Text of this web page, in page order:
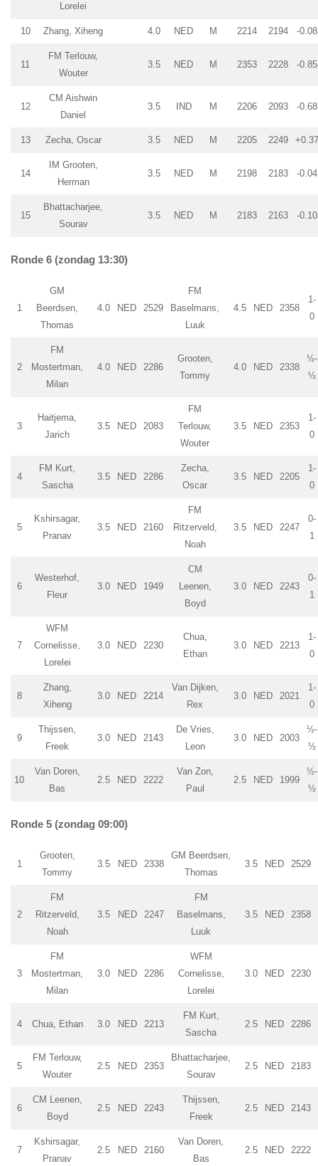
Lorelei
10 Zhang, Xiheng 4.0 NED M 2214 2194 -0.08
11
FM Terlouw,
Wouter
3.5 NED M 2353 2228 -0.85
12
CM Aishwin
Daniel
3.5 IND M 2206 2093 -0.68
13 Zecha, Oscar 3.5 NED M 2205 2249 +0.37
14
IM Grooten,
Herman
3.5 NED M 2198 2183 -0.04
15
Bhattacharjee,
Sourav
3.5 NED M 2183 2163 -0.10
Ronde 6 (zondag 13:30)
1
GM
Beerdsen,
Thomas
4.0 NED 2529
FM
Baselmans,
Luuk
4.5 NED 2358
1-
0
2
FM
Mostertman,
Milan
4.0 NED 2286
Grooten,
Tommy
4.0 NED 2338
½-
½
3
Haitjema,
Jarich
3.5 NED 2083
FM
Terlouw,
Wouter
3.5 NED 2353
1-
0
4
FM Kurt,
Sascha
3.5 NED 2286
Zecha,
Oscar
3.5 NED 2205
1-
0
5
Kshirsagar,
Pranav
3.5 NED 2160
FM
Ritzerveld,
Noah
3.5 NED 2247
0-
1
6
Westerhof,
Fleur
3.0 NED 1949
CM
Leenen,
Boyd
3.0 NED 2243
0-
1
7
WFM
Cornelisse,
Lorelei
3.0 NED 2230
Chua,
Ethan
3.0 NED 2213
1-
0
8
Zhang,
Xiheng
3.0 NED 2214
Van Dijken,
Rex
3.0 NED 2021
1-
0
9
Thijssen,
Freek
3.0 NED 2143
De Vries,
Leon
3.0 NED 2003
½-
½
10
Van Doren,
Bas
2.5 NED 2222
Van Zon,
Paul
2.5 NED 1999
½-
½
Ronde 5 (zondag 09:00)
1
Grooten,
Tommy
3.5 NED 2338
GM Beerdsen,
Thomas
3.5 NED 2529
2
FM
Ritzerveld,
Noah
3.5 NED 2247
FM
Baselmans,
Luuk
3.5 NED 2358
3
FM
Mostertman,
Milan
3.0 NED 2286
WFM
Cornelisse,
Lorelei
3.0 NED 2230
4 Chua, Ethan 3.0 NED 2213
FM Kurt,
Sascha
2.5 NED 2286
5
FM Terlouw,
Wouter
2.5 NED 2353
Bhattacharjee,
Sourav
2.5 NED 2183
6
CM Leenen,
Boyd
2.5 NED 2243
Thijssen,
Freek
2.5 NED 2143
7
Kshirsagar,
Pranav
2.5 NED 2160
Van Doren,
Bas
2.5 NED 2222